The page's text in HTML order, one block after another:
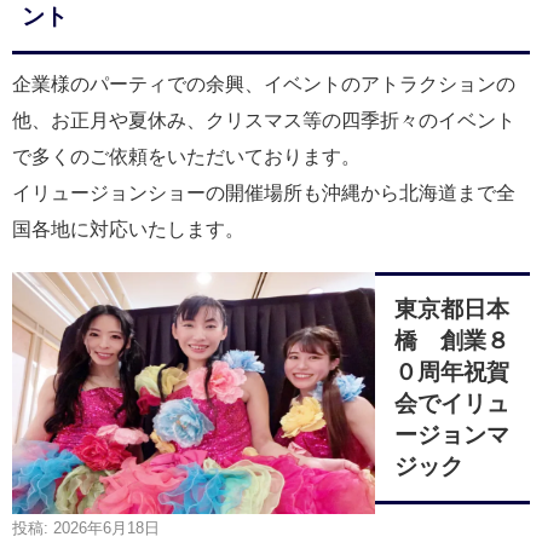
ント
企業様のパーティでの余興、イベントのアトラクションの
他、お正月や夏休み、クリスマス等の四季折々のイベント
で多くのご依頼をいただいております。
イリュージョンショーの開催場所も沖縄から北海道まで全
国各地に対応いたします。
東京都日本
橋 創業８
０周年祝賀
会でイリュ
ージョンマ
ジック
投稿: 2026年6月18日